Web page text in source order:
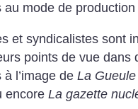
au mode de
et syndicalistes sont
points de vue dans
à l’image deLa
encoreLa gazette